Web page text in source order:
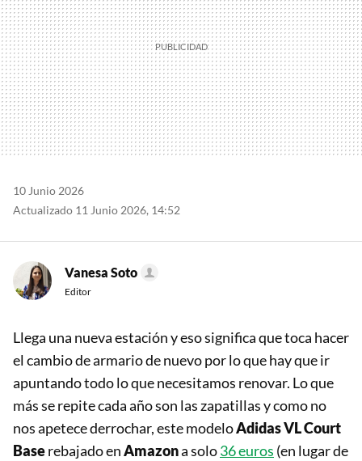
10 Junio 2026
Actualizado 11 Junio 2026, 14:52
Vanesa Soto
Editor
Llega una nueva estación y eso significa que toca hacer
el cambio de armario de nuevo por lo que hay que ir
apuntando todo lo que necesitamos renovar. Lo que
más se repite cada año son las zapatillas y como no
nos apetece derrochar, este modeloAdidasVL Court
Baserebajado enAmazona solo36 euros (en lugar de